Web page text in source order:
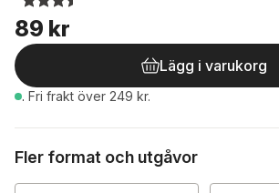
89 kr
Lägg i varukorg
. Fri frakt över 249 kr.
Fler format och utgåvor